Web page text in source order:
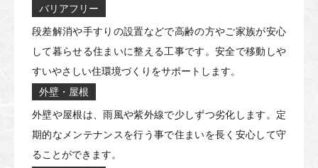
バリアフリー
段差解消や手すりの設置などで高齢の方やご家族が安心
して暮らせる住まいに整える工事です。安全で移動しや
すいやさしい住環境づくりをサポートします。
外壁・屋根
外壁や屋根は、雨風や紫外線で少しずつ劣化します。定
期的なメンテナンスを行う事で住まいを長く安心して守
ることができます。